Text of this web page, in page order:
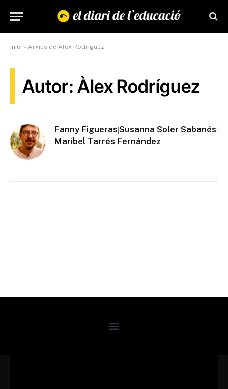
Inici » Arxius de Àlex Rodríguez
Autor: Àlex Rodríguez
Fanny Figueras|Susanna Soler Sabanés|
Maribel Tarrés Fernández